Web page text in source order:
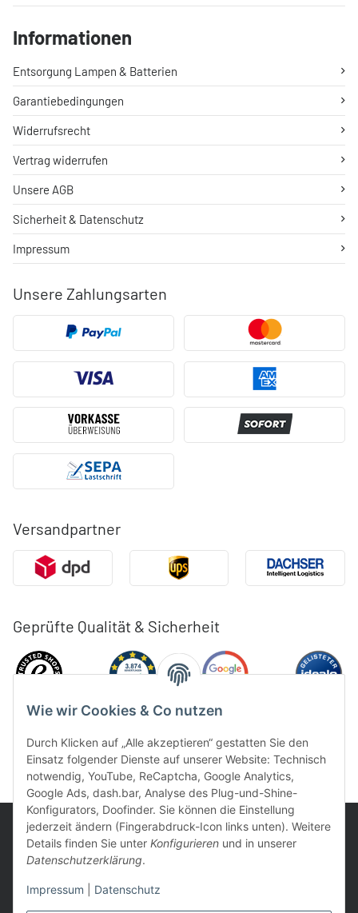
Wie wir Cookies & Co nutzen
Durch Klicken auf „Alle akzeptieren“ gestatten Sie den
Einsatz folgender Dienste auf unserer Website: Technisch
notwendig, YouTube, ReCaptcha, Google Analytics,
Google Ads, dash.bar, Analyse des Plug-und-Shine-
Konfigurators, Doofinder. Sie können die Einstellung
jederzeit ändern (Fingerabdruck-Icon links unten). Weitere
Details finden Sie unter Konfigurieren und in unserer
Datenschutzerklärung.
Impressum Datenschutz
Unsere Zahlungsarten
Versandpartner
Geprüfte Qualität & Sicherheit
Informationen
Entsorgung Lampen & Batterien
Garantiebedingungen
Widerrufsrecht
Vertrag widerrufen
Unsere AGB
Sicherheit & Datenschutz
Impressum
UVP: Ist die unverbindliche Preisempfehlung des Herstellers für